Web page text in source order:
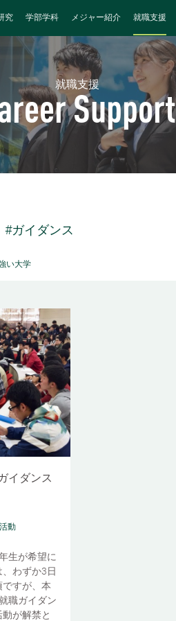
究 学部学科 メジャー紹介 就職支援
就職支援
Support
#ガイダンス
い大学
イダンス
動
生が希望に
わずか3日
すが、本
職ガイダン
が解禁と